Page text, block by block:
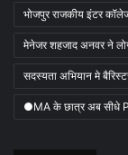
भोजपुर राजकीय इंटर
मेनेजर शहजाद अनवर ने
सदस्यता अभियान मे
●MA के छात्र अब सीधे